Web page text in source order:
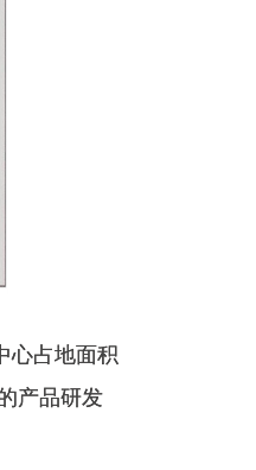
心占地面积
产品研发